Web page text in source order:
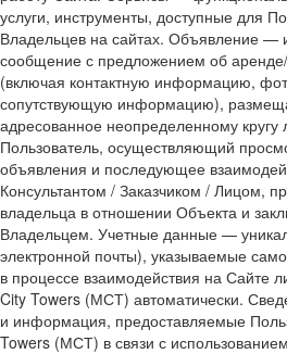
услуги, инструменты, доступные для
Владельцев на сайтах. Объявление
сообщение с предложением об
(включая контактную информацию,
сопутствующую информацию),
адресованное неопределенному
Пользователь, осуществляющий
объявления и последующее
Консультантом / Заказчиком / Лицом,
владельца в отношении Объекта и
Владельцем. Учетные данные —
электронной почты), указываемые
в процессе взаимодействия на Сайте
City Towers (МСТ) автоматически.
и информация, предоставляемые
Towers (МСТ) в связи с